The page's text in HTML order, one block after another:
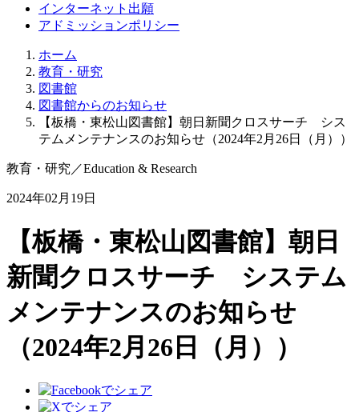
インターネット出願
アドミッションポリシー
ホーム
教育・研究
図書館
図書館からのお知らせ
【板橋・東松山図書館】朝日新聞クロスサーチ シス
テムメンテナンスのお知らせ（2024年2月26日（月））
教育・研究 ／Education & Research
2024年02月19日
【板橋・東松山図書館】朝日
新聞クロスサーチ システム
メンテナンスのお知らせ
（2024年2月26日（月））